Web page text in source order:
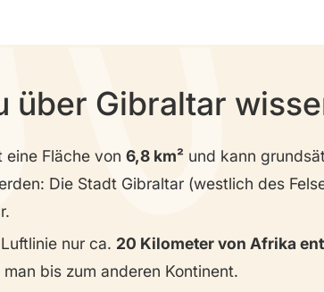
über Gibraltar
eine Fläche von 6,8 km² und kann
Die Stadt Gibraltar (westlich des
nur ca. 20 Kilometer von Afrika
bis zum anderen Kontinent.